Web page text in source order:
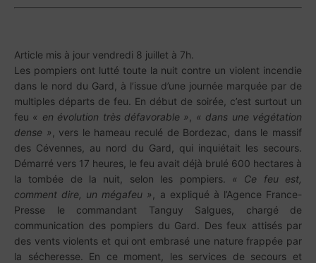
Article mis à jour vendredi 8 juillet à 7h.
Les pompiers ont lutté toute la nuit contre un violent incendie
dans le nord du Gard, à l’issue d’une journée marquée par de
multiples départs de feu. En début de soirée, c’est surtout un
feu « en évolution très défavorable »
« dans une végétation
dense » , vers le hameau reculé de Bordezac, dans le massif
des Cévennes, au nord du Gard, qui inquiétait les secours.
Démarré vers 17 heures, le feu avait déjà brulé 600 hectares à
la tombée de la nuit, selon les pompiers. « Ce feu est,
comment dire, un mégafeu »
, a expliqué à l’Agence France-
Presse le commandant Tanguy Salgues, chargé de
communication des pompiers du Gard. Des feux attisés par
des vents violents et qui ont embrasé une nature frappée par
la sécheresse. En ce moment, les services de secours et